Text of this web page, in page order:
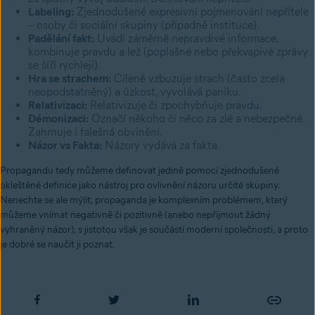
Labeling: Zjednodušené expresivní pojmenování nepřítele
– osoby či sociální skupiny (případně instituce).
Padělání fakt: Uvádí záměrně nepravdivé informace,
kombinuje pravdu a lež (poplašné nebo překvapivé zprávy
se šíří rychleji).
Hra se strachem: Cíleně vzbuzuje strach (často zcela
neopodstatněný) a úzkost, vyvolává paniku.
Relativizaci: Relativizuje či zpochybňuje pravdu.
Démonizaci: Označí někoho či něco za zlé a nebezpečné.
Zahrnuje i falešná obvinění.
Názor vs Fakta: Názory vydává za fakta.
Propagandu tedy můžeme definovat jedině pomocí zjednodušené
okleštěné definice jako nástroj pro ovlivnění názoru určité skupiny.
Nenechte se ale mýlit, propaganda je komplexním problémem, který
můžeme vnímat negativně či pozitivně (anebo nepřijmout žádný
vyhraněný názor), s jistotou však je součástí moderní společnosti, a proto
je dobré se naučit ji poznat.